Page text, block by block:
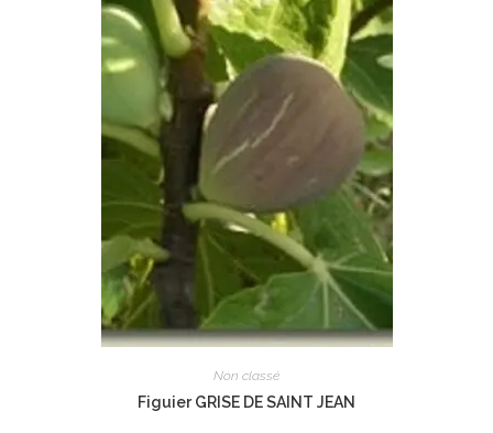
Non classé
Figuier GRISE DE SAINT JEAN